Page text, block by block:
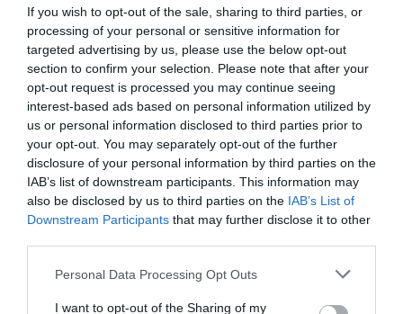
If you wish to opt-out of the sale, sharing to third parties, or
processing of your personal or sensitive information for
targeted advertising by us, please use the below opt-out
section to confirm your selection. Please note that after your
opt-out request is processed you may continue seeing
interest-based ads based on personal information utilized by
us or personal information disclosed to third parties prior to
your opt-out. You may separately opt-out of the further
disclosure of your personal information by third parties on the
IAB’s list of downstream participants. This information may
also be disclosed by us to third parties on the IAB’s List of
Downstream Participants that may further disclose it to other
Please note that this website/app uses one or more Google
not limited to your visit or usage behaviour. You may click to
Personal Data Processing Opt Outs
I want to opt-out of the Sharing of my